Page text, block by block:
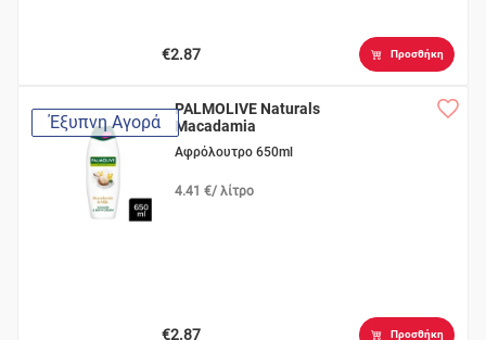
€2.87 Προσθήκη
Έξυπνη Αγορά
PALMOLIVE Naturals
Macadamia
Αφρόλουτρο 650ml
4.41 €/ λίτρο
€2.87 Προσθήκη